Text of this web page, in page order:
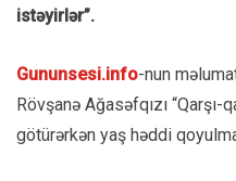
istəyirlər”.
Gununsesi.info-nun
Rövşanə Ağasəfqızı
götürərkən yaş həddi